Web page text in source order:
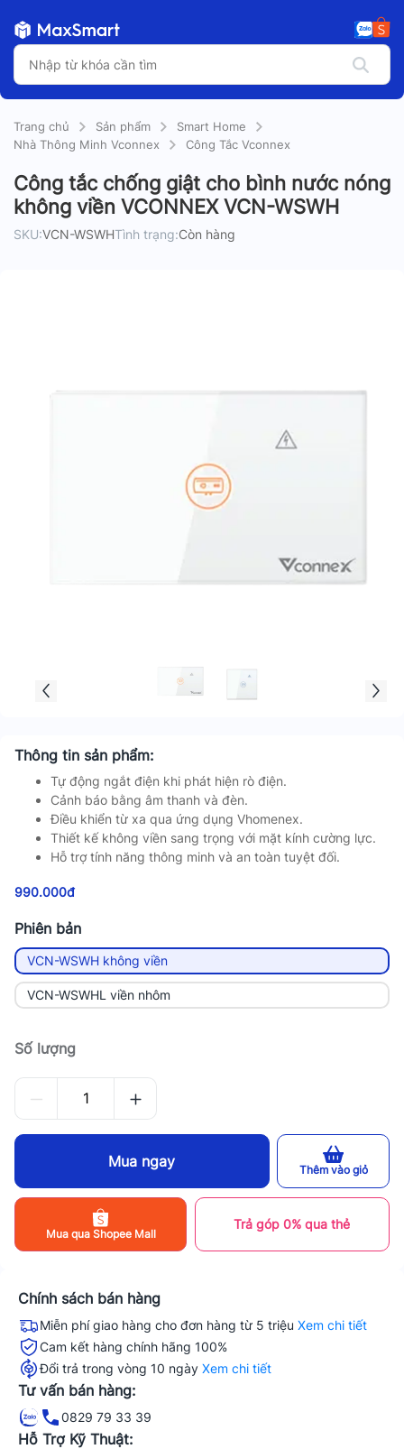
Trang chủ Sản phẩm
Smart Home
Nhà Thông Minh Vconnex
Công Tắc Vconnex
Công tắc chống giật cho bình nước nóng
không viền VCONNEX VCN-WSWH
SKU:VCN-WSWHTình trạng:Còn hàng
Thông tin sản phẩm:
Tự động ngắt điện khi phát hiện rò điện.
Cảnh báo bằng âm thanh và đèn.
Điều khiển từ xa qua ứng dụng Vhomenex.
Thiết kế không viền sang trọng với mặt kính cường lực.
Hỗ trợ tính năng thông minh và an toàn tuyệt đối.
990.000đ
Phiên bản
VCN-WSWH không viền
VCN-WSWHL viền nhôm
Số lượng
Mua ngay Thêm vào giỏ
Mua qua Shopee Mall
Trả góp 0% qua thẻ
Chính sách bán hàng
Miễn phí giao hàng cho đơn hàng từ 5 triệu Xem chi tiết
Cam kết hàng chính hãng 100%
Đổi trả trong vòng 10 ngày Xem chi tiết
Tư vấn bán hàng:
0829 79 33 39
Hỗ Trợ Kỹ Thuật: